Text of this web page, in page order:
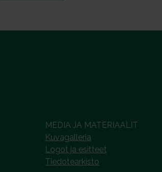
MEDIA JA MATERIAALIT
Kuvagalleria
Logot ja esitteet
Tiedotearkisto